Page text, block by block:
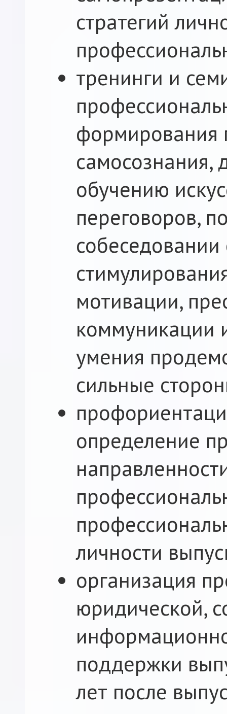
стратегий
тренинги и
формирования
самосознания,
обучению
переговоров,
мотивации,
коммуникации
умения
сильные
определение
личности
организация
юридической,
поддержки
лет после